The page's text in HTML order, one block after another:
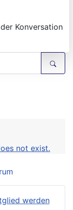
Konversation
not exist.